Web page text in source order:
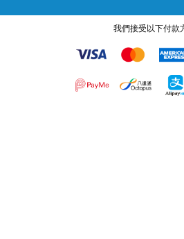
我們接受以下付款